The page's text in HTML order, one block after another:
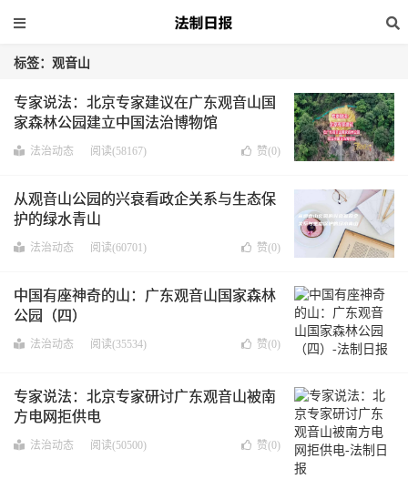
标签：观音山
专家说法：北京专家建议在广东观音山国
家森林公园建立中国法治博物馆
法治动态 阅读(58167) 赞(0)
从观音山公园的兴衰看政企关系与生态保
护的绿水青山
法治动态 阅读(60701) 赞(0)
中国有座神奇的山：广东观音山国家森林
公园（四）
法治动态 阅读(35534) 赞(0)
专家说法：北京专家研讨广东观音山被南
方电网拒供电
法治动态 阅读(50500) 赞(0)